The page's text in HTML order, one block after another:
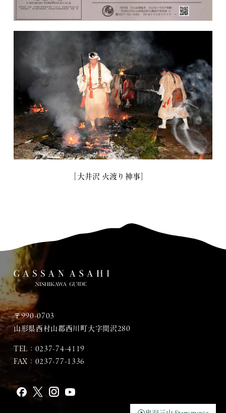
［大井沢 火渡り神事］
〒990-0703
山形県西村山郡西川町大字間沢280
TEL： 0237-74-4119
FAX：0237-77-1336